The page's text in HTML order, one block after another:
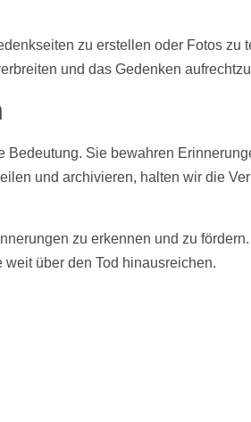
zu erstellen oder Fotos zu
und das Gedenken
Sie bewahren
und archivieren, halten wir die
zu erkennen und zu
über den Tod hinausreichen.